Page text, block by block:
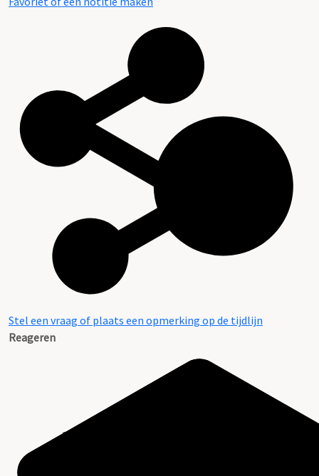
Stel een vraag of plaats een opmerking op de tijdlijn
Reageren